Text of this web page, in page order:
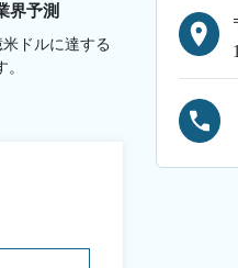
界予測
ドルに達する